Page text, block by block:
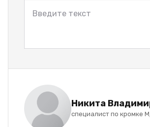
Никита
специалист по кромке